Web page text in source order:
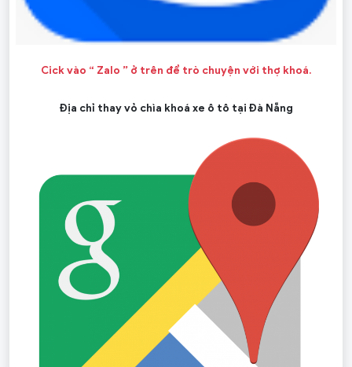
Cick vào “ Zalo ” ở trên để trò chuyện với thợ khoá.
Địa chỉ thay vỏ chìa khoá xe ô tô tại Đà Nẵng